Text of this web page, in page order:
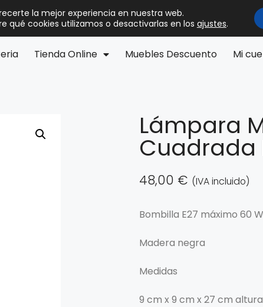
Tienda Online Muebles Descuento Mi
Lámpara
Cuadrada
48,00 € (IVA incluido)
Bombilla E27 máximo 60 W
Madera negra
Medidas
9 cm x 9 cm x 27 cm altura
la mejor experiencia en nuestra web.
qué cookies utilizamos o desactivarlas en los ajustes.